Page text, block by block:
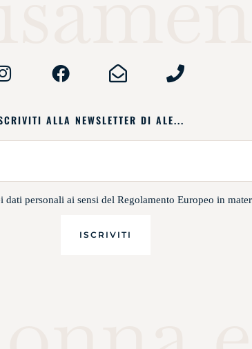
ALLA NEWSLETTER DI ALE...
dati personali ai sensi del Regolamento Europeo in